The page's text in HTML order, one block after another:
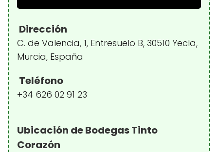
Dirección
C. de Valencia, 1, Entresuelo B, 30510 Yecla,
Murcia, España
Teléfono
+34 626 02 91 23
Ubicación de Bodegas Tinto
Corazón